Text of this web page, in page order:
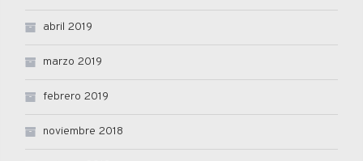
abril 2019
marzo 2019
febrero 2019
noviembre 2018